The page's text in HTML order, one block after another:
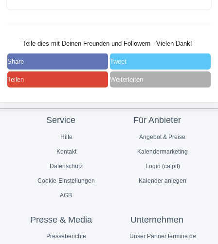
Teile dies mit Deinen Freunden und Followern - Vielen Dank!
Share Tweet
Teilen Weiterleiten
Service
Hilfe
Kontakt
Datenschutz
Cookie-Einstellungen
AGB
Für Anbieter
Angebot & Preise
Kalendermarketing
Login (calpit)
Kalender anlegen
Presse & Media
Presseberichte
Unternehmen
Unser Partner termine.de